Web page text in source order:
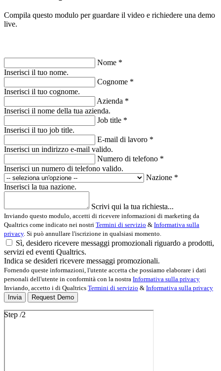
Compila questo modulo per guardare il video e richiedere una demo
live.
Nome *
Inserisci il tuo nome.
Cognome *
Inserisci il tuo cognome.
Azienda *
Inserisci il nome della tua azienda.
Job title *
Inserisci il tuo job title.
E-mail di lavoro *
Inserisci un indirizzo e-mail valido.
Numero di telefono *
Inserisci un numero di telefono valido.
Nazione *
Inserisci la tua nazione.
Scrivi qui la tua richiesta...
Inviando questo modulo, accetti di ricevere informazioni di marketing da
Qualtrics come indicato nei nostri Termini di servizio & Informativa sulla
privacy. Si può annullare l'iscrizione in qualsiasi momento.
Sì, desidero ricevere messaggi promozionali riguardo a prodotti,
servizi ed eventi Qualtrics.
Indica se desideri ricevere messaggi promozionali.
Fornendo queste informazioni, l'utente accetta che possiamo elaborare i dati
personali dell'utente in conformità con la nostra Informativa sulla privacy
Inviando, accetto i di Qualtrics Termini di servizio & Informativa sulla privacy
Invia
Request Demo
Step /2